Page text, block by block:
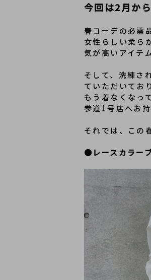
今回は2月か
春コーデの必需
女性らしい柔ら
気が高いアイテ
そして、洗練さ
ていただいてお
もう着なくなっ
参道1号店へお持
それでは、この
●レースカラー